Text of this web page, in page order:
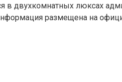
в двухкомнатных люксах
размещена на